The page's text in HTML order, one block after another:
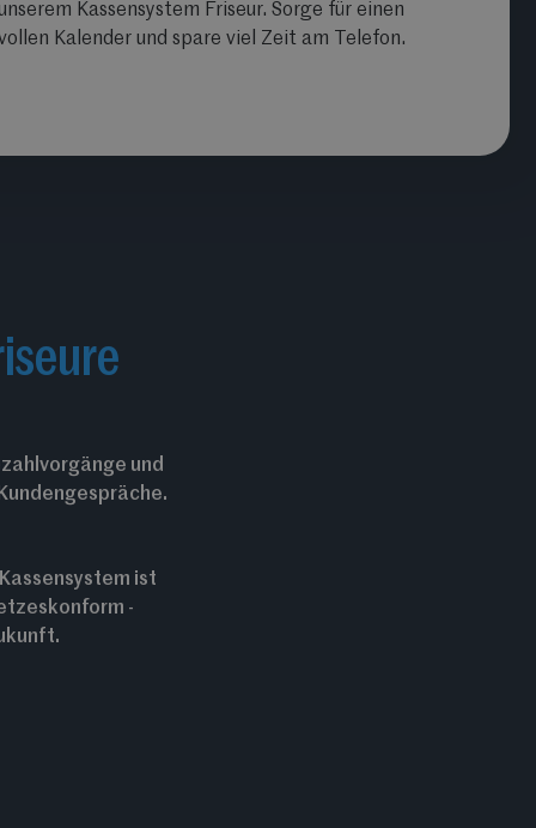
Kassensystem Friseur. Sorge für einen
Kalender und spare viel Zeit am Telefon.
und
ist
-